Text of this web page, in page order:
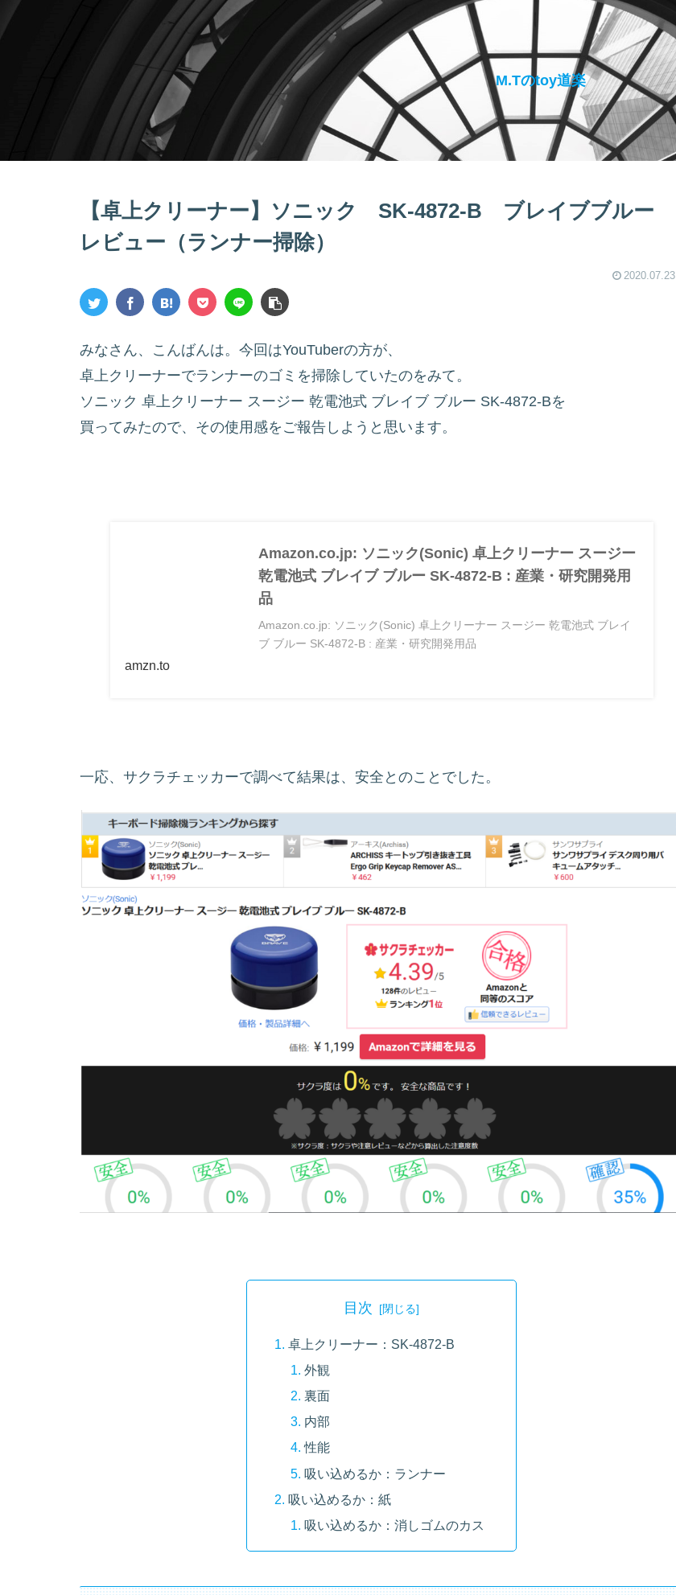
M.Tのtoy道楽
【卓上クリーナー】ソニック SK-4872-B ブレイブブルー
レビュー（ランナー掃除）
2020.07.23
みなさん、こんばんは。今回はYouTuberの方が、
卓上クリーナーでランナーのゴミを掃除していたのをみて。
ソニック 卓上クリーナー スージー 乾電池式 ブレイブ ブルー SK-4872-Bを
買ってみたので、その使用感をご報告しようと思います。
Amazon.co.jp: ソニック(Sonic) 卓上クリーナー スージー
乾電池式 ブレイブ ブルー SK-4872-B : 産業・研究開発用
品
Amazon.co.jp: ソニック(Sonic) 卓上クリーナー スージー 乾電池式 ブレイ
ブ ブルー SK-4872-B : 産業・研究開発用品
amzn.to
一応、サクラチェッカーで調べて結果は、安全とのことでした。
目次
卓上クリーナー：SK-4872-B
外観
裏面
内部
性能
吸い込めるか：ランナー
吸い込めるか：紙
吸い込めるか：消しゴムのカス